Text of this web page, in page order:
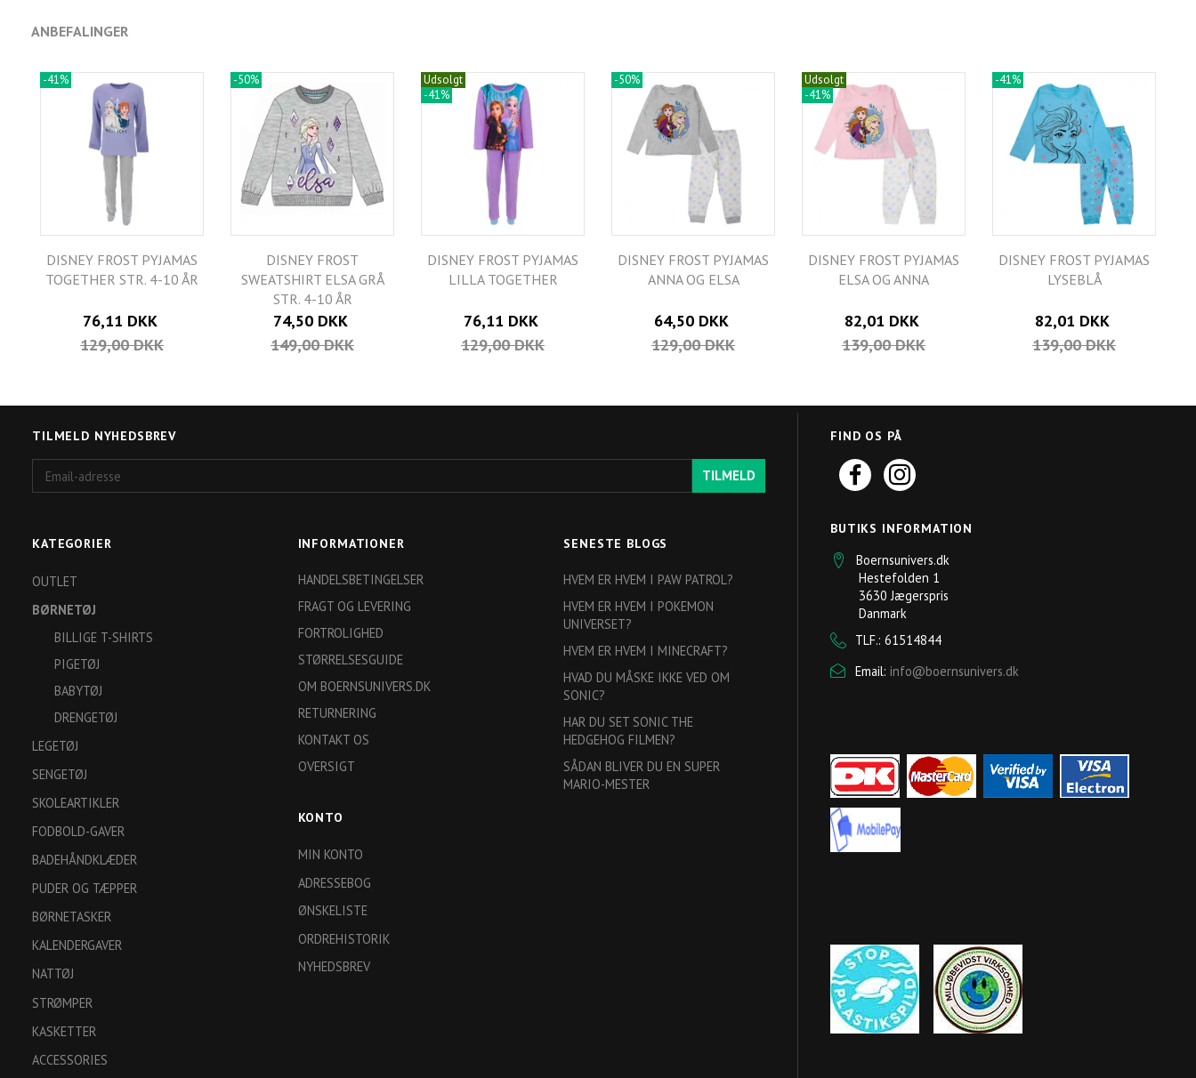
ANBEFALINGER
-41%
DISNEY FROST PYJAMAS
TOGETHER STR. 4-10 ÅR
76,11 DKK
129,00 DKK
-50%
DISNEY FROST
SWEATSHIRT ELSA GRÅ
STR. 4-10 ÅR
74,50 DKK
149,00 DKK
Udsolgt
-41%
DISNEY FROST PYJAMAS
LILLA TOGETHER
76,11 DKK
129,00 DKK
-50%
DISNEY FROST PYJAMAS
ANNA OG ELSA
64,50 DKK
129,00 DKK
Udsolgt
-41%
DISNEY FROST PYJAMAS
ELSA OG ANNA
82,01 DKK
139,00 DKK
-41%
DISNEY FROST PYJAMAS
LYSEBLÅ
82,01 DKK
139,00 DKK
TILMELD NYHEDSBREV
adresse
TILMELD
KATEGORIER
OUTLET
BØRNETØJ
BILLIGE T-SHIRTS
PIGETØJ
BABYTØJ
DRENGETØJ
LEGETØJ
SENGETØJ
SKOLEARTIKLER
FODBOLD-GAVER
BADEHÅNDKLÆDER
PUDER OG TÆPPER
BØRNETASKER
KALENDERGAVER
NATTØJ
STRØMPER
KASKETTER
ACCESSORIES
INFORMATIONER
HANDELSBETINGELSER
FRAGT OG LEVERING
FORTROLIGHED
STØRRELSESGUIDE
OM BOERNSUNIVERS.DK
RETURNERING
KONTAKT OS
OVERSIGT
KONTO
MIN KONTO
ADRESSEBOG
ØNSKELISTE
ORDREHISTORIK
NYHEDSBREV
SENESTE BLOGS
HVEM ER HVEM I PAW PATROL?
HVEM ER HVEM I POKEMON
UNIVERSET?
HVEM ER HVEM I MINECRAFT?
HVAD DU MÅSKE IKKE VED OM
SONIC?
HAR DU SET SONIC THE
HEDGEHOG FILMEN?
SÅDAN BLIVER DU EN SUPER
MARIO-MESTER
FIND OS PÅ
BUTIKS INFORMATION
Boernsunivers.dk
Hestefolden 1
3630 Jægerspris
Danmark
TLF.: 61514844
Email: info@boernsunivers.dk